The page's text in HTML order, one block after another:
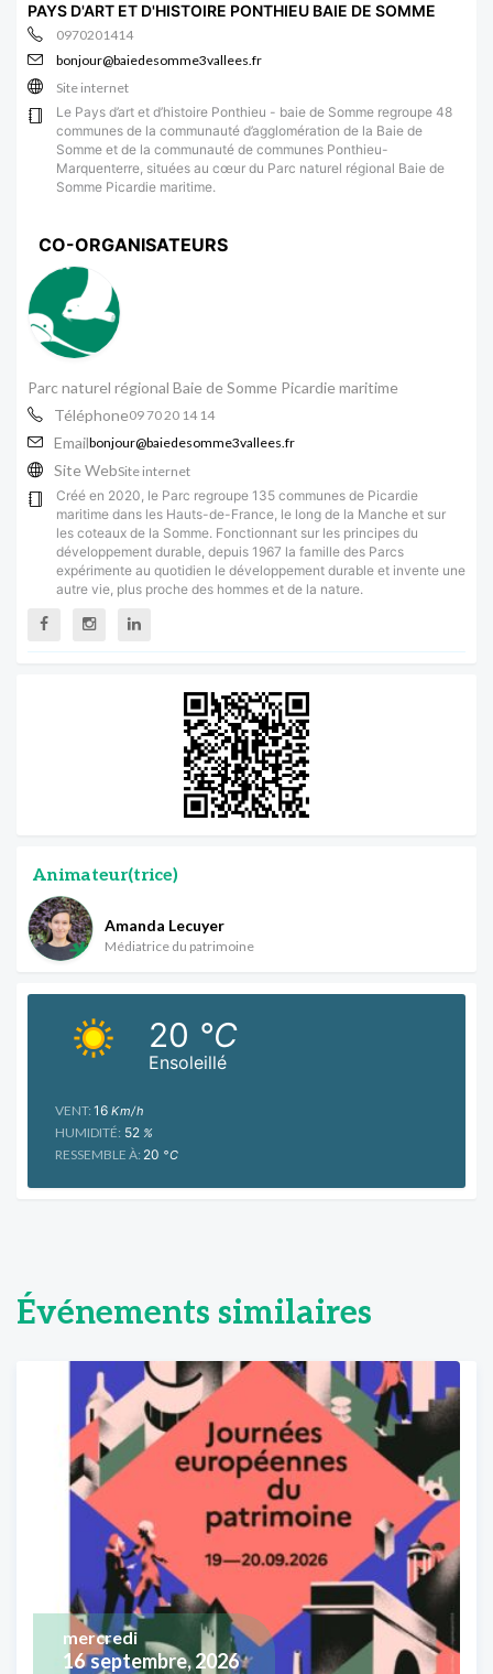
PAYS D'ART ET D'HISTOIRE PONTHIEU BAIE DE SOMME
0970201414
bonjour@baiedesomme3vallees.fr
Site internet
Le Pays d’art et d’histoire Ponthieu - baie de Somme regroupe 48
communes de la communauté d’agglomération de la Baie de
Somme et de la communauté de communes Ponthieu-
Marquenterre, situées au cœur du Parc naturel régional Baie de
Somme Picardie maritime.
CO-ORGANISATEURS
Parc naturel régional Baie de Somme Picardie maritime
Téléphone09 70 20 14 14
Emailbonjour@baiedesomme3vallees.fr
Site WebSite internet
Créé en 2020, le Parc regroupe 135 communes de Picardie
maritime dans les Hauts-de-France, le long de la Manche et sur
les coteaux de la Somme. Fonctionnant sur les principes du
développement durable, depuis 1967 la famille des Parcs
expérimente au quotidien le développement durable et invente une
autre vie, plus proche des hommes et de la nature.
Animateur(trice)
Amanda Lecuyer
Médiatrice du patrimoine
Ensoleillé
20 °C
VENT: 16 Km/h
HUMIDITÉ: 52 %
RESSEMBLE À: 20 °C
Événements similaires
16 septembre, 2026
mercredi